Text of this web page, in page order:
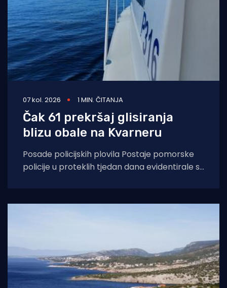
07 kol. 2026 1 MIN. ČITANJA
Čak 61 prekršaj glisiranja
blizu obale na Kvarneru
Posade policijskih plovila Postaje pomorske
policije u proteklih tjedan dana evidentirale su